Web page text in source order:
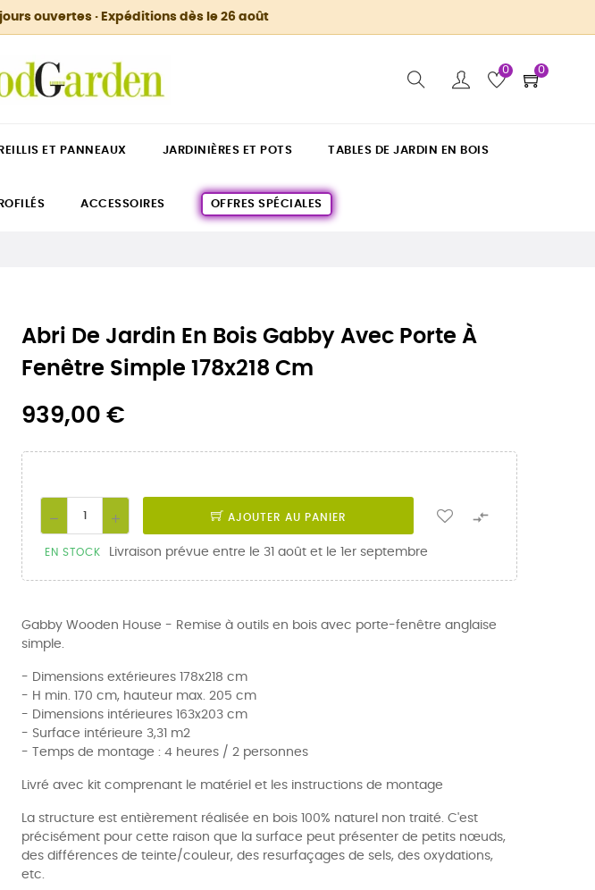
ouvertes · Expéditions dès le 26 août
0 0
ET PANNEAUX JARDINIÈRES ET POTS TABLES DE JARDIN EN BOIS
ACCESSOIRES OFFRES SPÉCIALES
Abri De Jardin En Bois Gabby Avec Porte À
Fenêtre Simple 178x218 Cm
939,00 €
AJOUTER AU PANIER 
EN STOCK Livraison prévue entre le 31 août et le 1er septembre
Gabby Wooden House - Remise à outils en bois avec porte-fenêtre anglaise
simple.
- Dimensions extérieures 178x218 cm
- H min. 170 cm, hauteur max. 205 cm
- Dimensions intérieures 163x203 cm
- Surface intérieure 3,31 m2
- Temps de montage : 4 heures / 2 personnes
Livré avec kit comprenant le matériel et les instructions de montage
La structure est entièrement réalisée en bois 100% naturel non traité. C'est
précisément pour cette raison que la surface peut présenter de petits nœuds,
des différences de teinte/couleur, des resurfaçages de sels, des oxydations,
etc.